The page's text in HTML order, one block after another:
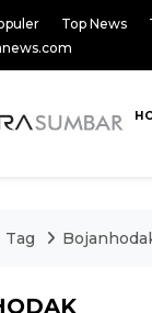
Top News
Tag